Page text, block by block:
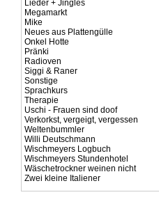
Lieder + Jingles
Megamarkt
Mike
Neues aus Plattengülle
Onkel Hotte
Pränki
Radioven
Siggi & Raner
Sonstige
Sprachkurs
Therapie
Uschi - Frauen sind doof
Verkorkst, vergeigt, vergessen
Weltenbummler
Willi Deutschmann
Wischmeyers Logbuch
Wischmeyers Stundenhotel
Wäschetrockner weinen nicht
Zwei kleine Italiener